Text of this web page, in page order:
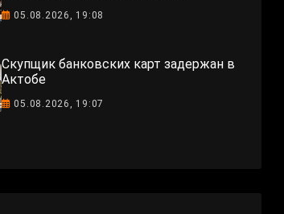
05.08.2026, 19:08
Скупщик банковских карт задержан в
Актобе
05.08.2026, 19:07